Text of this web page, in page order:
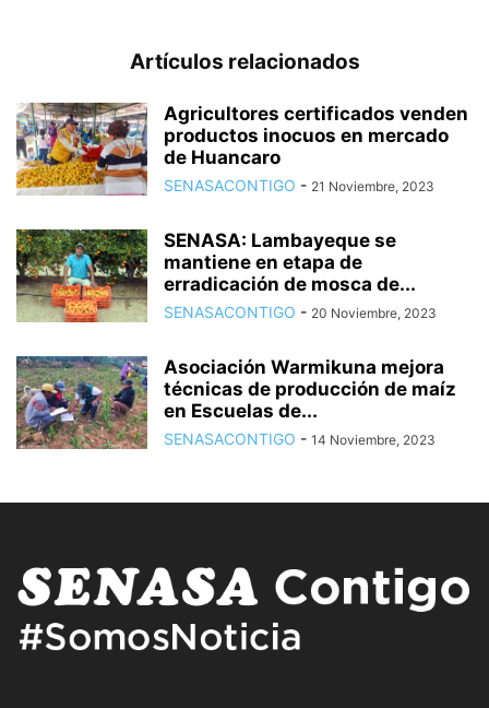
Artículos relacionados
Agricultores certificados venden
productos inocuos en mercado
de Huancaro
SENASACONTIGO - 21 Noviembre, 2023
SENASA: Lambayeque se
mantiene en etapa de
erradicación de mosca de...
SENASACONTIGO - 20 Noviembre, 2023
Asociación Warmikuna mejora
técnicas de producción de maíz
en Escuelas de...
SENASACONTIGO - 14 Noviembre, 2023